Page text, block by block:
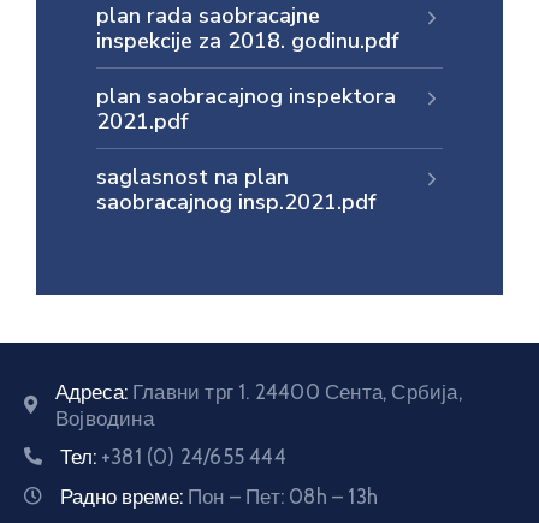
plan rada saobracajne
inspekcije za 2018. godinu.pdf
plan saobracajnog inspektora
2021.pdf
saglasnost na plan
saobracajnog insp.2021.pdf
Адреса: Главни трг 1. 24400 Сента, Србија,
Војводина
Тел: +381 (0) 24/655 444
Радно време: Пон – Пет: 08h – 13h